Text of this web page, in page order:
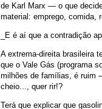
de Karl Marx — o que
material: emprego, comida,
_E é aí que a contradição
A extrema-direita brasileira
que o Vale Gás (programa
milhões de famílias, é ruim
cheio..., quer rir!?
Terá que explicar que